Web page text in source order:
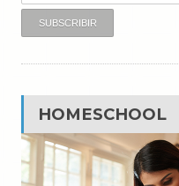
HOMESCHOOL